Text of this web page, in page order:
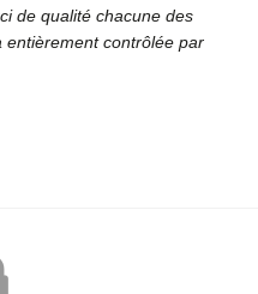
de qualité chacune des
entièrement contrôlée par